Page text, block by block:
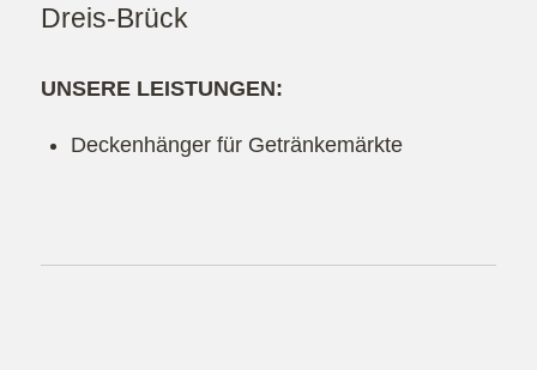
Dreis-Brück
UNSERE LEISTUNGEN:
Deckenhänger für Getränkemärkte